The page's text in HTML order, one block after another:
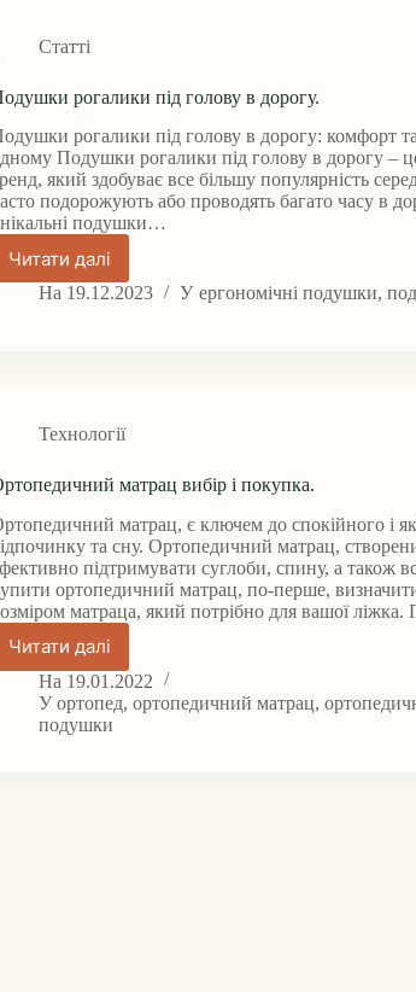
Статті
рогалики під голову в дорогу.
рогалики під голову в дорогу: комфорт
Подушки рогалики під голову в дорогу –
який здобуває все більшу популярність
подорожують або проводять багато часу в
подушки…
Читати далі
Подушки
рогалики
На 19.12.2023 У ергономічні подушки,
Технології
матрац вибір і покупка.
матрац, є ключем до спокійного і
та сну. Ортопедичний матрац,
підтримувати суглоби, спину, а також
ортопедичний матрац, по-перше,
матраца, який потрібно для вашої
Читати даліОртопедичний
матрац
вибір
і
На 19.01.2022
У ортопед,ортопедичний матрац,
подушки